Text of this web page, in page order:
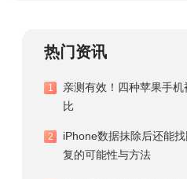
热门资讯
1
亲测有效！四种苹果手
比
2
iPhone数据抹除后还能
复的可能性与方法